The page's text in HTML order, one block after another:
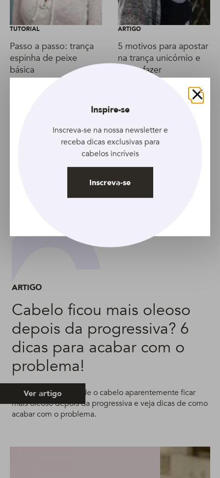
TUTORIAL
Passo a passo: trança
espinha de peixe
básica
ARTIGO
5 motivos para apostar
na trança unicórnio e
como fazer
ARTIGO
Cabelo ficou mais oleoso
depois da progressiva? 6
dicas para acabar com o
problema!
Entenda os motivos de o cabelo aparentemente ficar
mais oleoso depois da progressiva e veja dicas de como
acabar com o problema.
Ver artigo
Fechar
Inspire-se
Inscreva-se na nossa newsletter e
receba dicas exclusivas para
cabelos incríveis
Inscreva-se